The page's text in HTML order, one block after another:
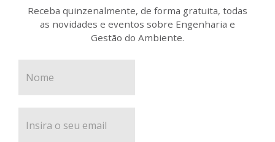
Receba quinzenalmente, de forma gratuita, todas
as novidades e eventos sobre Engenharia e
Gestão do Ambiente.